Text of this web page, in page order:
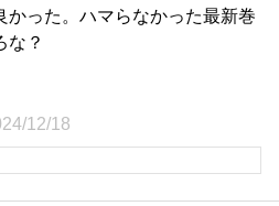
かった。ハマらなかった最新巻
な？
12/18